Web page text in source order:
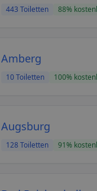
443 Toiletten 88%
Amberg
10Toiletten 100%
Augsburg
128Toiletten 91%